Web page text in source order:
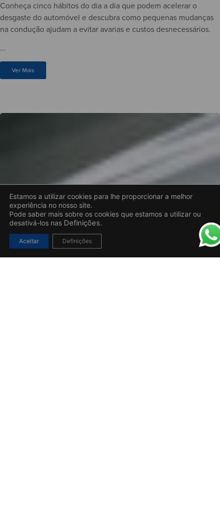
Conheça cinco hábitos do dia a dia que podem acelerar o
desgaste do automóvel e descubra como pequenas mudanças
na condução ajudam a evitar avarias e custos desnecessários.
...
Ver Mais
Estamos a utilizar cookies para lhe proporcionar a melhor
experiência no nosso site.
Pode saber mais sobre os cookies que estamos a utilizar ou
desativá-los nas Definições.
Aceitar Definições